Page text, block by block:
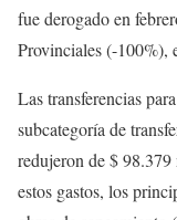
fue derogado en
Provinciales (-100%),
Las transferencias
subcategoría de
redujeron de $
estos gastos, los